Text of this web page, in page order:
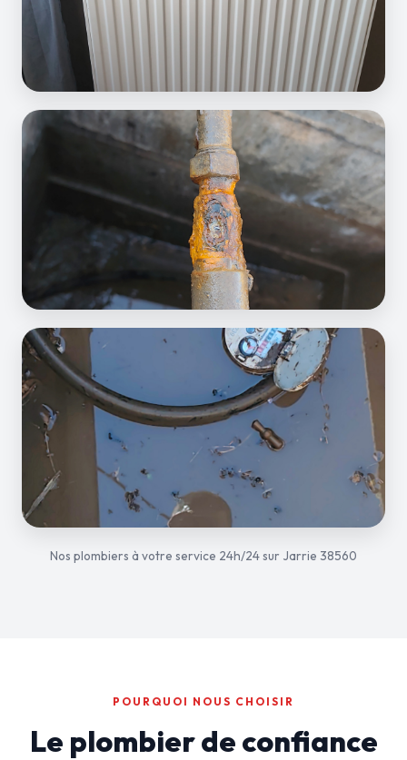
Nos plombiers à votre service 24h/24 sur Jarrie 38560
POURQUOI NOUS CHOISIR
Le plombier de confiance